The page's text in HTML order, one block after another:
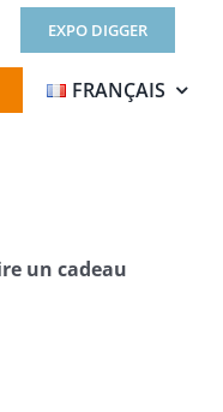
EXPO DIGGER
FRANÇAIS
un cadeau